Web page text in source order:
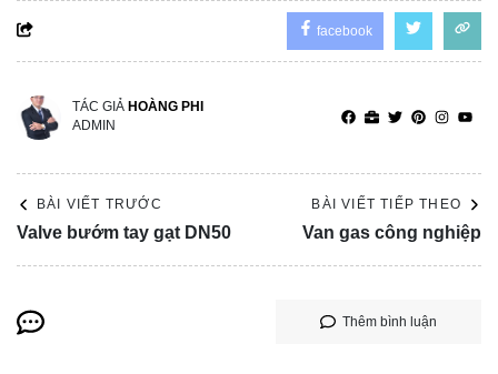
facebook
TÁC GIẢ HOÀNG PHI
ADMIN
BÀI VIẾT TRƯỚC
Valve bướm tay gạt DN50
BÀI VIẾT TIẾP THEO
Van gas công nghiệp
Thêm bình luận